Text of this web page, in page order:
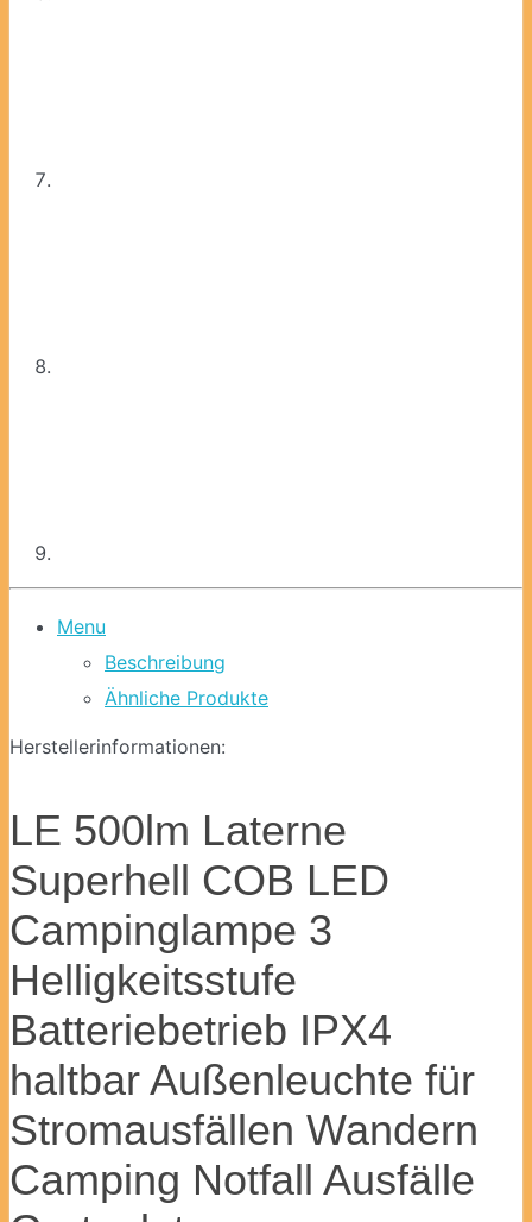
Menu
Beschreibung
Ähnliche Produkte
Herstellerinformationen:
LE 500lm Laterne
Superhell COB LED
Campinglampe 3
Helligkeitsstufe
Batteriebetrieb IPX4
haltbar Außenleuchte für
Stromausfällen Wandern
Camping Notfall Ausfälle